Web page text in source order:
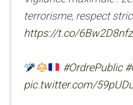
terrorisme, respect
https://t.co/
#OrdrePublic
pic.twitter.com/